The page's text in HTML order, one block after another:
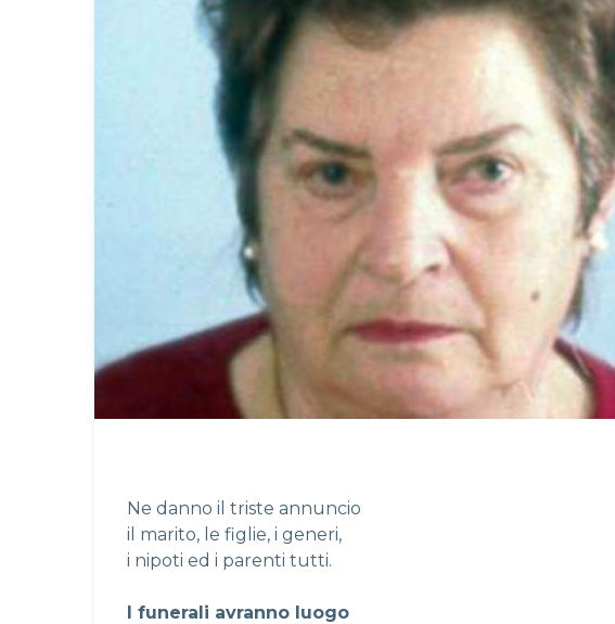
Ne danno il triste annuncio
il marito, le figlie, i generi,
i nipoti ed i parenti tutti.
I funerali avranno luogo